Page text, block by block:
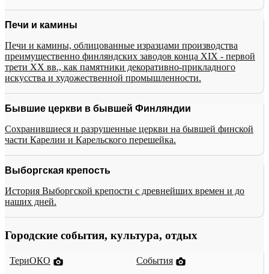
Печи и камины
Печи и камины, облицованные изразцами производства
преимущественно финляндских заводов конца XIX - первой
трети XX вв., как памятники декоративно-прикладного
искусства и художественной промышленности.
Бывшие церкви в бывшей Финляндии
Сохранившиеся и разрушенные церкви на бывшей финской
части Карелии и Карельского перешейка.
Выборгская крепость
История Выборгской крепости с древнейших времен и до
наших дней.
Городские события, культура, отдых
ТериОКО
События